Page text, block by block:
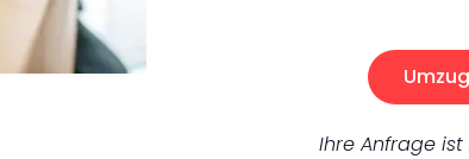
Ihre Anfrage ist